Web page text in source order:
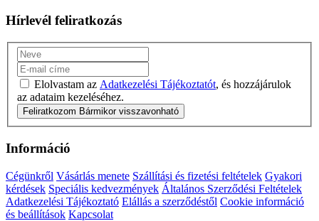
Hírlevél feliratkozás
Elolvastam az Adatkezelési Tájékoztatót, és hozzájárulok
az adataim kezeléséhez.
Feliratkozom Bármikor visszavonható
Információ
Cégünkről Vásárlás menete Szállítási és fizetési feltételek Gyakori
kérdések Speciális kedvezmények Általános Szerződési Feltételek
Adatkezelési Tájékoztató Elállás a szerződéstől Cookie információ
és beállítások Kapcsolat